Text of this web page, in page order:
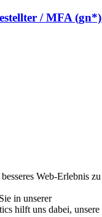
/ MFA
Web-Erlebnis
in unserer
hilft uns dabei,